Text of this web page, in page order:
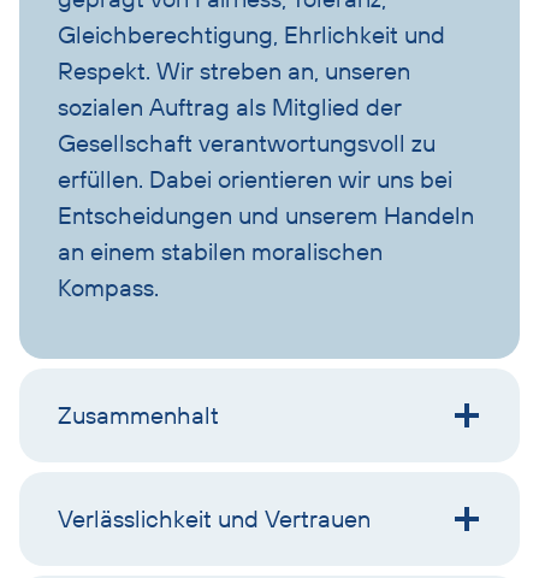
Gleichberechtigung, Ehrlichkeit und
Respekt. Wir streben an, unseren
sozialen Auftrag als Mitglied der
Gesellschaft verantwortungsvoll zu
erfüllen. Dabei orientieren wir uns bei
Entscheidungen und unserem Handeln
an einem stabilen moralischen
Kompass.
Zusammenhalt
Verlässlichkeit und Vertrauen